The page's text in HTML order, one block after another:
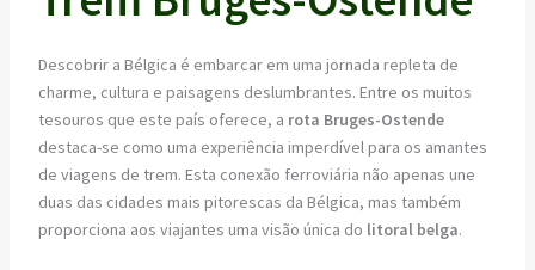
Descobrir a Bélgica é embarcar em uma jornada repleta de
charme, cultura e paisagens deslumbrantes. Entre os muitos
tesouros que este país oferece, a rota Bruges-Ostende
destaca-se como uma experiência imperdível para os amantes
de viagens de trem. Esta conexão ferroviária não apenas une
duas das cidades mais pitorescas da Bélgica, mas também
proporciona aos viajantes uma visão única do litoral belga.